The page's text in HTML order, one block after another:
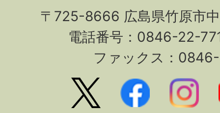
〒725-8666 広島県竹原市
電話番号：0846-22-
ファックス：